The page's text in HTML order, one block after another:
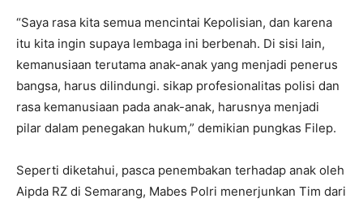
“Saya rasa kita semua mencintai Kepolisian, dan karena
itu kita ingin supaya lembaga ini berbenah. Di sisi lain,
kemanusiaan terutama anak-anak yang menjadi penerus
bangsa, harus dilindungi. sikap profesionalitas polisi dan
rasa kemanusiaan pada anak-anak, harusnya menjadi
pilar dalam penegakan hukum,” demikian pungkas Filep.
Seperti diketahui, pasca penembakan terhadap anak oleh
Aipda RZ di Semarang, Mabes Polri menerjunkan Tim dari